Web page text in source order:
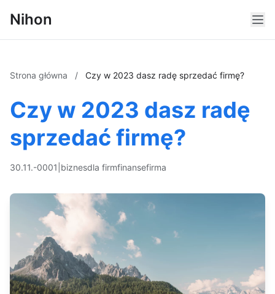
Nihon
Strona główna / Czy w 2023 dasz radę sprzedać firmę?
Czy w 2023 dasz radę
sprzedać firmę?
30.11.-0001 biznesdla firmfinansefirma